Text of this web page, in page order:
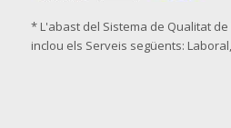
* L'abast del Sistema de Qualitat de
inclou els Serveis següents: